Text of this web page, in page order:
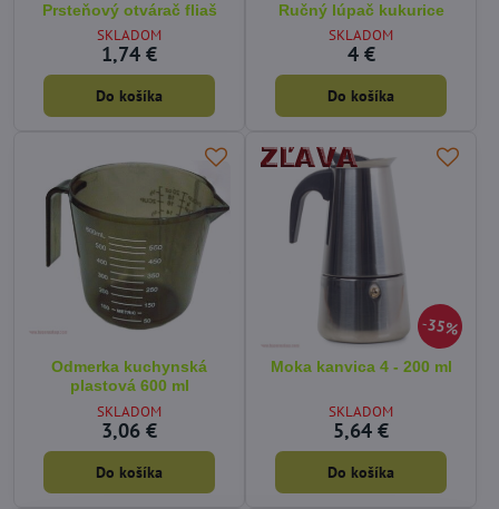
Prsteňový otvárač fliaš
SKLADOM
1,74 €
Do košíka
Ručný lúpač kukurice
SKLADOM
4 €
Do košíka
Odmerka kuchynská
plastová 600 ml
SKLADOM
3,06 €
Do košíka
35%
Moka kanvica 4 - 200 ml
SKLADOM
5,64 €
Do košíka